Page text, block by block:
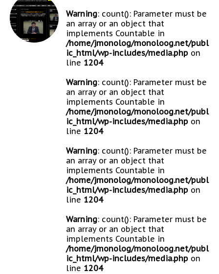
Warning: count(): Parameter must be
an array or an object that
implements Countable in
/home/jmonolog/monoloog.net/publ
ic_html/wp-includes/media.php on
line 1204
Warning: count(): Parameter must be
an array or an object that
implements Countable in
/home/jmonolog/monoloog.net/publ
ic_html/wp-includes/media.php on
line 1204
Warning: count(): Parameter must be
an array or an object that
implements Countable in
/home/jmonolog/monoloog.net/publ
ic_html/wp-includes/media.php on
line 1204
Warning: count(): Parameter must be
an array or an object that
implements Countable in
/home/jmonolog/monoloog.net/publ
ic_html/wp-includes/media.php on
line 1204